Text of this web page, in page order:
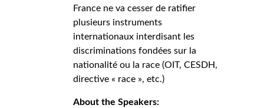
France ne va cesser de ratifier
plusieurs instruments
internationaux interdisant les
discriminations fondées sur la
nationalité ou la race (OIT, CESDH,
directive « race », etc.)
About the Speakers: